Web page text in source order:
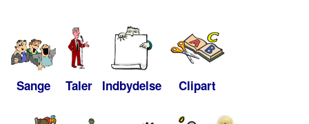
Sange Taler Indbydelse Clipart